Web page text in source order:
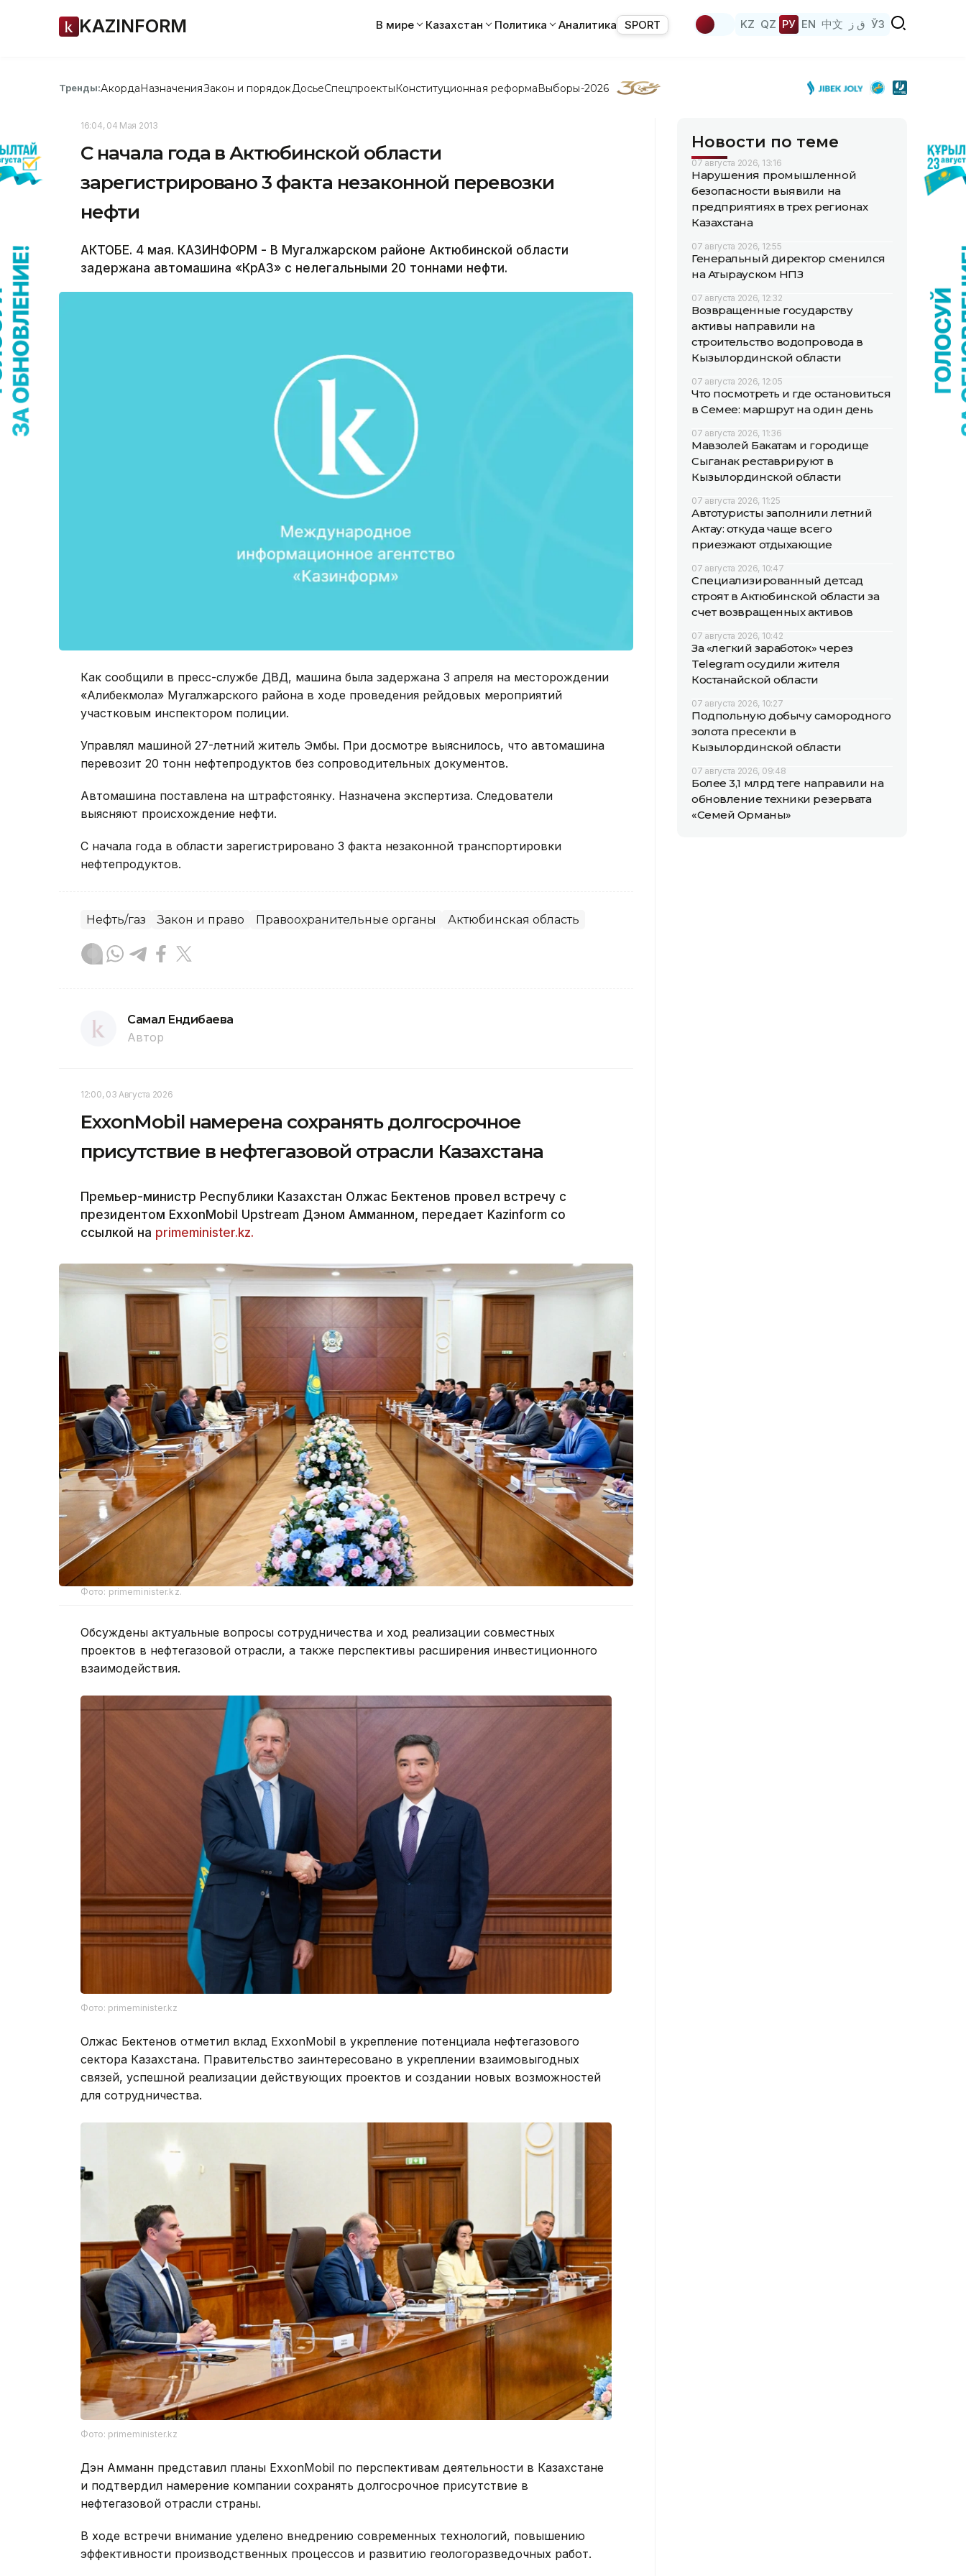
KAZINFORM В мире Казахстан Политика Аналитика SPORT KZ QZ РУ EN 中文 ق ز ЎЗ
Тренды:АкордаНазначенияЗакон и порядок ДосьеСпецпроектыКонституционная реформаВыборы-2026
16:04, 04 Мая 2013
С начала года в Актюбинской области
зарегистрировано 3 факта незаконной перевозки
нефти
АКТОБЕ. 4 мая. КАЗИНФОРМ - В Мугалжарском районе Актюбинской области
задержана автомашина «КрАЗ» с нелегальными 20 тоннами нефти.
Как сообщили в пресс-службе ДВД, машина была задержана 3 апреля на месторождении
«Алибекмола» Мугалжарского района в ходе проведения рейдовых мероприятий
участковым инспектором полиции.
Управлял машиной 27-летний житель Эмбы. При досмотре выяснилось, что автомашина
перевозит 20 тонн нефтепродуктов без сопроводительных документов.
Автомашина поставлена на штрафстоянку. Назначена экспертиза. Следователи
выясняют происхождение нефти.
С начала года в области зарегистрировано 3 факта незаконной транспортировки
нефтепродуктов.
Нефть/газ Закон и право Правоохранительные органы Актюбинская область
Самал Ендибаева
Автор
12:00, 03 Августа 2026
ExxonMobil намерена сохранять долгосрочное
присутствие в нефтегазовой отрасли Казахстана
Премьер-министр Республики Казахстан Олжас Бектенов провел встречу с
президентом ExxonMobil Upstream Дэном Амманном, передает Kazinform со
ссылкой на primeminister.kz.
Фото: primeminister.kz.
Обсуждены актуальные вопросы сотрудничества и ход реализации совместных
проектов в нефтегазовой отрасли, а также перспективы расширения инвестиционного
взаимодействия.
Фото: primeminister.kz
Олжас Бектенов отметил вклад ExxonMobil в укрепление потенциала нефтегазового
сектора Казахстана. Правительство заинтересовано в укреплении взаимовыгодных
связей, успешной реализации действующих проектов и создании новых возможностей
для сотрудничества.
Фото: primeminister.kz
Дэн Амманн представил планы ExxonMobil по перспективам деятельности в Казахстане
и подтвердил намерение компании сохранять долгосрочное присутствие в
нефтегазовой отрасли страны.
В ходе встречи внимание уделено внедрению современных технологий, повышению
эффективности производственных процессов и развитию геологоразведочных работ.
Новости по теме
07 августа 2026, 13:16
Нарушения промышленной
безопасности выявили на
предприятиях в трех регионах
Казахстана
07 августа 2026, 12:55
Генеральный директор сменился
на Атырауском НПЗ
07 августа 2026, 12:32
Возвращенные государству
активы направили на
строительство водопровода в
Кызылординской области
07 августа 2026, 12:05
Что посмотреть и где остановиться
в Семее: маршрут на один день
07 августа 2026, 11:36
Мавзолей Бакатам и городище
Сыганак реставрируют в
Кызылординской области
07 августа 2026, 11:25
Автотуристы заполнили летний
Актау: откуда чаще всего
приезжают отдыхающие
07 августа 2026, 10:47
Специализированный детсад
строят в Актюбинской области за
счет возвращенных активов
07 августа 2026, 10:42
За «легкий заработок» через
Telegram осудили жителя
Костанайской области
07 августа 2026, 10:27
Подпольную добычу самородного
золота пресекли в
Кызылординской области
07 августа 2026, 09:48
Более 3,1 млрд теңге направили на
обновление техники резервата
«Семей Орманы»